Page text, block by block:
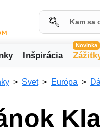
Inšpirácia
Novinka
Svet Európa